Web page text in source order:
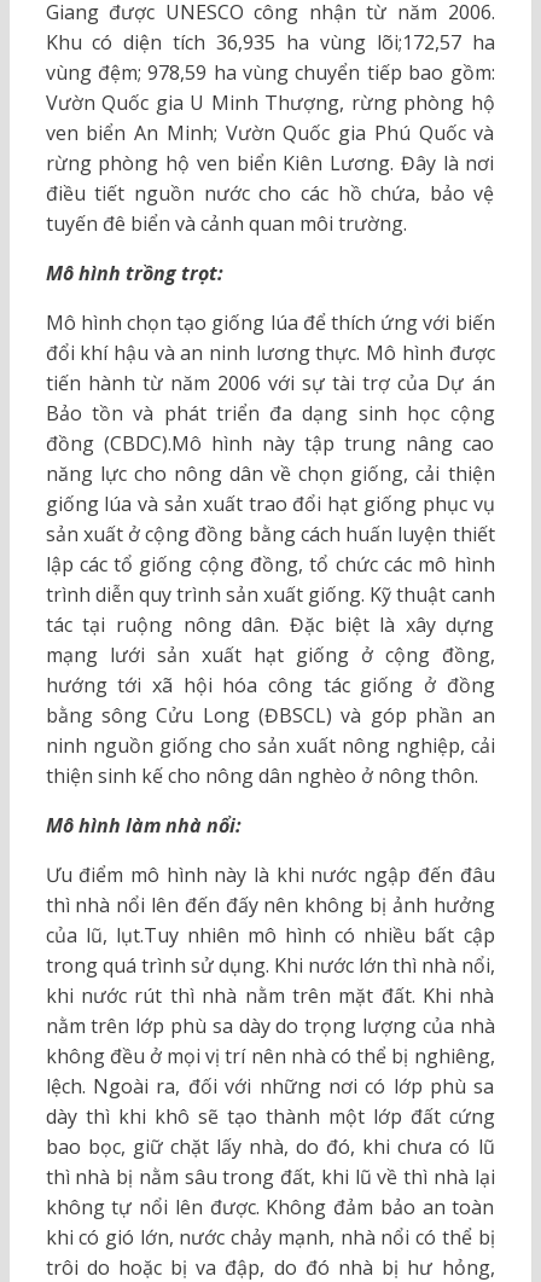
Giang được UNESCO công nhận từ năm 2006.
Khu có diện tích 36,935 ha vùng lõi;172,57 ha
vùng đệm; 978,59 ha vùng chuyển tiếp bao gồm:
Vườn Quốc gia U Minh Thượng, rừng phòng hộ
ven biển An Minh; Vườn Quốc gia Phú Quốc và
rừng phòng hộ ven biển Kiên Lương. Đây là nơi
điều tiết nguồn nước cho các hồ chứa, bảo vệ
tuyến đê biển và cảnh quan môi trường.
Mô hình trồng trọt:
Mô hình chọn tạo giống lúa để thích ứng với biến
đổi khí hậu và an ninh lương thực. Mô hình được
tiến hành từ năm 2006 với sự tài trợ của Dự án
Bảo tồn và phát triển đa dạng sinh học cộng
đồng (CBDC).Mô hình này tập trung nâng cao
năng lực cho nông dân về chọn giống, cải thiện
giống lúa và sản xuất trao đổi hạt giống phục vụ
sản xuất ở cộng đồng bằng cách huấn luyện thiết
lập các tổ giống cộng đồng, tổ chức các mô hình
trình diễn quy trình sản xuất giống. Kỹ thuật canh
tác tại ruộng nông dân. Đặc biệt là xây dựng
mạng lưới sản xuất hạt giống ở cộng đồng,
hướng tới xã hội hóa công tác giống ở đồng
bằng sông Cửu Long (ĐBSCL) và góp phần an
ninh nguồn giống cho sản xuất nông nghiệp, cải
thiện sinh kế cho nông dân nghèo ở nông thôn.
Mô hình làm nhà nổi:
Ưu điểm mô hình này là khi nước ngập đến đâu
thì nhà nổi lên đến đấy nên không bị ảnh hưởng
của lũ, lụt.Tuy nhiên mô hình có nhiều bất cập
trong quá trình sử dụng. Khi nước lớn thì nhà nổi,
khi nước rút thì nhà nằm trên mặt đất. Khi nhà
nằm trên lớp phù sa dày do trọng lượng của nhà
không đều ở mọi vị trí nên nhà có thể bị nghiêng,
lệch. Ngoài ra, đối với những nơi có lớp phù sa
dày thì khi khô sẽ tạo thành một lớp đất cứng
bao bọc, giữ chặt lấy nhà, do đó, khi chưa có lũ
thì nhà bị nằm sâu trong đất, khi lũ về thì nhà lại
không tự nổi lên được. Không đảm bảo an toàn
khi có gió lớn, nước chảy mạnh, nhà nổi có thể bị
trôi do hoặc bị va đập, do đó nhà bị hư hỏng,